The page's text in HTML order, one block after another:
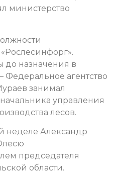
министерство
до назначения в
Федеральное агентство
занимал
управления
лесов.
неделе Александр
председателя
области.